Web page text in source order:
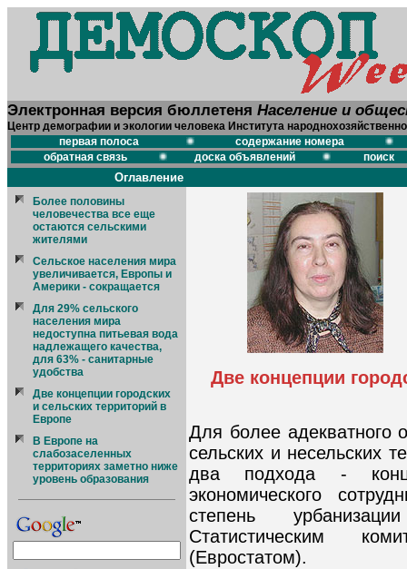
Электронная версия бюллетеня Население и
Центр демографии и экологии человека Института
первая полоса
содержание номера
обратная связь
доска объявлений поиск
Оглавление
Более половины
человечества все еще
остаются сельскими
жителями
Сельское населения мира
увеличивается, Европы и
Америки - сокращается
Для 29% сельского
населения мира
недоступна питьевая вода
надлежащего качества,
для 63% - санитарные
удобства
Две концепции городских
и сельских территорий в
Европе
В Европе на
слабозаселенных
территориях заметно ниже
уровень образования
Две концепции
Для более адекватного
сельских и несельских
два подхода -
экономического
степень
Статистическим
(Евростатом).